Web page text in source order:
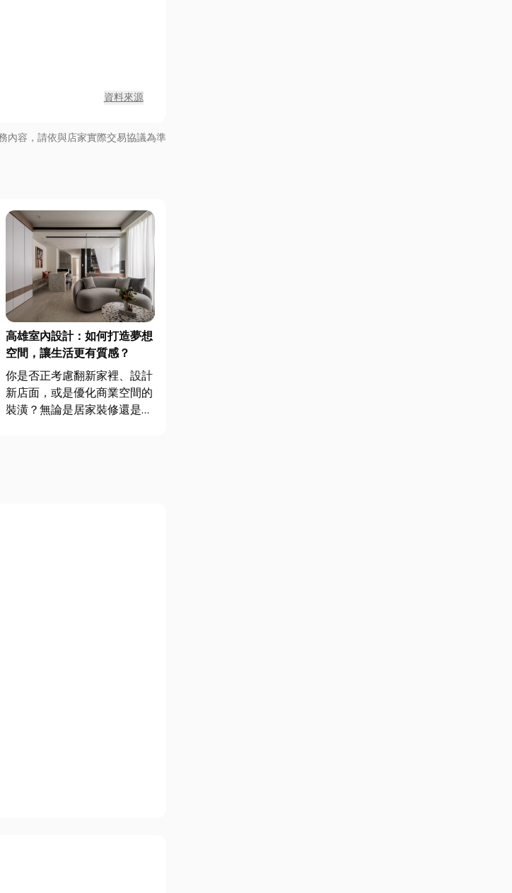
資料來源
內容，請依與店家實際交易協議為準
高雄室內設計：如何打造夢想
空間，讓生活更有質感？
你是否正考慮翻新家裡、設計
新店面，或是優化商業空間的
裝潢？無論是居家裝修還是商